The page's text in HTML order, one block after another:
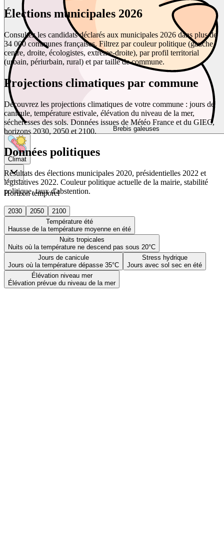
Brebis galeuses
Climat
Horizon temporel
2030 2050
2100
Température été
Hausse de la température moyenne en été
Nuits tropicales
Nuits où la température ne descend pas sous 20°C
Jours de canicule
Jours où la température dépasse 35°C
Stress hydrique
Jours avec sol sec en été
Élévation niveau mer
Élévation prévue du niveau de la mer
Élections municipales 2026
Consultez les candidats déclarés aux municipales 2026 dans plus de
34 000 communes françaises. Filtrez par couleur politique (gauche,
centre, droite, écologistes, extrême-droite), par profil territorial
(urbain, périurbain, rural) et par taille de commune.
Projections climatiques par commune
Découvrez les projections climatiques de votre commune : jours de
canicule, température estivale, élévation du niveau de la mer,
sécheresses des sols. Données issues de Météo France et du GIEC,
horizons 2030, 2050 et 2100.
Données politiques
Résultats des élections municipales 2020, présidentielles 2022 et
législatives 2022. Couleur politique actuelle de la mairie, stabilité
politique, taux d'abstention.